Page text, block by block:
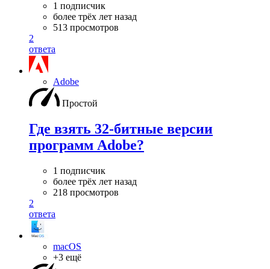
1 подписчик
более трёх лет назад
513 просмотров
2
ответа
Adobe
Простой
Где взять 32-битные версии
программ Adobe?
1 подписчик
более трёх лет назад
218 просмотров
2
ответа
macOS
+3 ещё